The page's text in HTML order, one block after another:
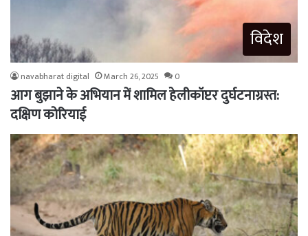
विदेश
navabharat digital March 26, 2025 0
आग बुझाने के अभियान में शामिल हेलीकॉप्टर दुर्घटनाग्रस्त:
दक्षिण कोरियाई